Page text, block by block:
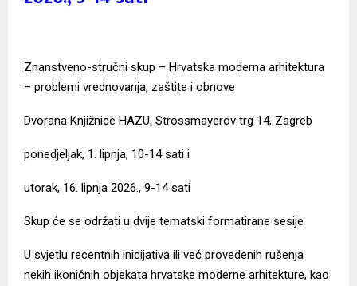
Znanstveno-stručni skup – Hrvatska moderna arhitektura
– problemi vrednovanja, zaštite i obnove
Dvorana Knjižnice HAZU, Strossmayerov trg 14, Zagreb
ponedjeljak, 1. lipnja, 10-14 sati i
utorak, 16. lipnja 2026., 9-14 sati
Skup će se održati u dvije tematski formatirane sesije
U svjetlu recentnih inicijativa ili već provedenih rušenja
nekih ikoničnih objekata hrvatske moderne arhitekture, kao